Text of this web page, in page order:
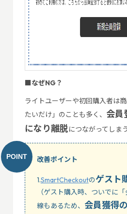
■なぜNG？
ライトユーザーや初回購入者は
たいだけ」のことも多く、 会員
になり離脱につながってしまう
改善ポイント
1.SmartCheckoutのゲスト
（ゲスト購入時、ついでに
線もあるため、 会員獲得